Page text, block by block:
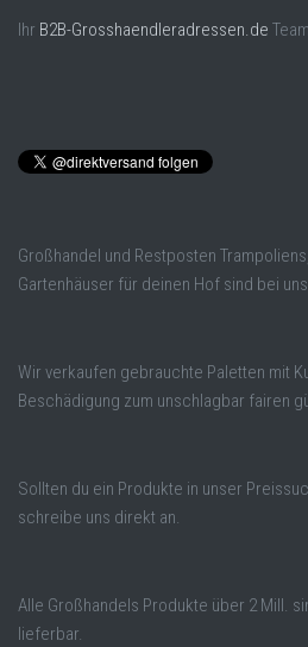
Ihr B2B-Grosshaendleradressen.de Team
Großhandel und Restposten
Gartenhäuser für deinen Hof sind bei
Wir verkaufen gebrauchte Paletten mit
Beschädigung zum unschlagbar fairen
Sollten du ein Produkte in unser
schreibe uns direkt an.
Alle Großhandels Produkte über 2 Mill.
lieferbar.